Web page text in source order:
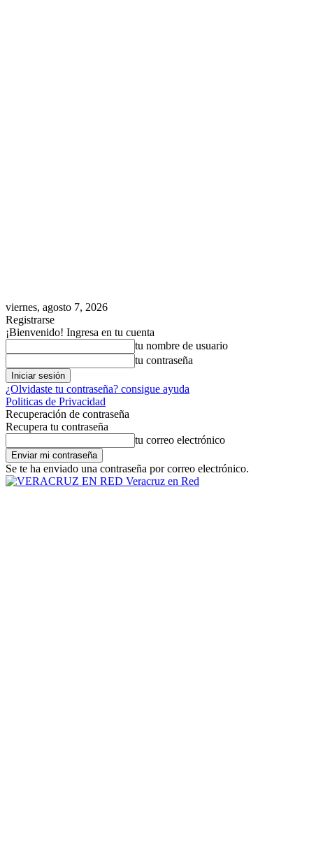
viernes, agosto 7, 2026
Registrarse
¡Bienvenido! Ingresa en tu cuenta
tu nombre de usuario
tu contraseña
¿Olvidaste tu contraseña? consigue ayuda
Politicas de Privacidad
Recuperación de contraseña
Recupera tu contraseña
tu correo electrónico
Se te ha enviado una contraseña por correo electrónico.
Veracruz en Red